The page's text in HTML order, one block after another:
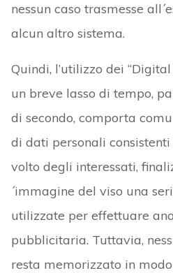
nessun caso trasmesse
alcun altro sistema.
Quindi, l’utilizzo dei
un breve lasso di tempo,
di secondo, comporta
di dati personali
volto degli interessati,
´immagine del viso una
utilizzate per effettuare
pubblicitaria. Tuttavia,
resta memorizzato in